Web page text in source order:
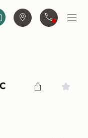
Trova agenziaContattaciApri